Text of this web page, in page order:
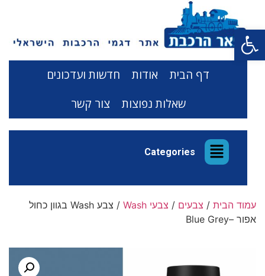
פתח סרגל נגישות
דף הבית אודות
חדשות ועדכונים
שאלות נפוצות
צור קשר
Categories
עמוד הבית / צבעים / צבעי Wash
/ צבע Wash בגוון כחול
אפור –Blue Grey